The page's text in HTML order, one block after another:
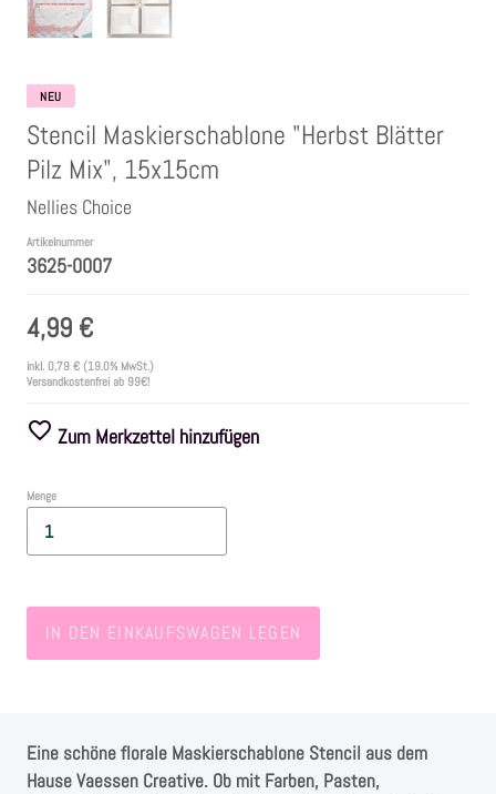
Präge-, Universal- Maskierschablonen
Papiere
Bänder & Garn
Siegelwachs /Papierschöpfen
Farben
Zubehör
Herbst
Kranzliebe
NEU
Stencil Maskierschablone "Herbst Blätter
Pilz Mix", 15x15cm
Nellies Choice
Artikelnummer
3625-0007
4,99 €
inkl. 0,79 € (19.0% MwSt.)
Versandkostenfrei ab 99€!
Zum Merkzettel hinzufügen
Menge
IN DEN EINKAUFSWAGEN LEGEN
Eine schöne florale Maskierschablone Stencil aus dem
Hause Vaessen Creative. Ob mit Farben, Pasten,